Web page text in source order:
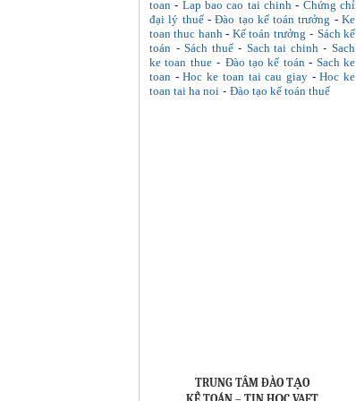
toan - Lap bao cao tai chinh - Chứng chỉ
đại lý thuế-Đào tạo kế toán trưởng -Ke
toan thuc hanh - Kế toán trưởng - Sách kế
toán -Sách thuế- Sach tai chinh -Sach
ke toan thue- Đào tạo kế toán - Sach ke
toan -Hoc ke toan tai cau giay-Hoc ke
toan tai ha noi - Đào tạo kế toán thuế
TRUNG TÂM ĐÀO TẠO